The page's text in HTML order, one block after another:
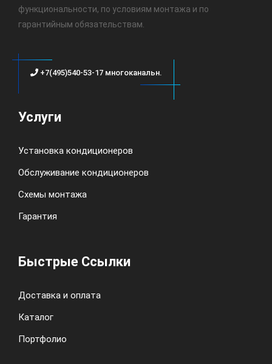
функциональности, по условиям монтажа и по
гарантийным обязательствам.
+7(495)540-53-17 многоканальн.
Услуги
Установка кондиционеров
Обслуживание кондиционеров
Схемы монтажа
Гарантия
Быстрые Ссылки
Доставка и оплата
Каталог
Портфолио